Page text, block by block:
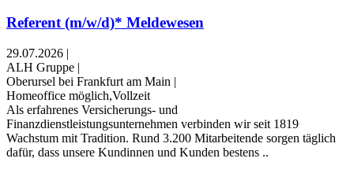
Referent (m/w/d)* Meldewesen
29.07.2026 |
ALH Gruppe |
Oberursel bei Frankfurt am Main |
Homeoffice möglich,Vollzeit
Als erfahrenes Versicherungs- und
Finanzdienstleistungsunternehmen verbinden wir seit 1819
Wachstum mit Tradition. Rund 3.200 Mitarbeitende sorgen täglich
dafür, dass unsere Kundinnen und Kunden bestens ..